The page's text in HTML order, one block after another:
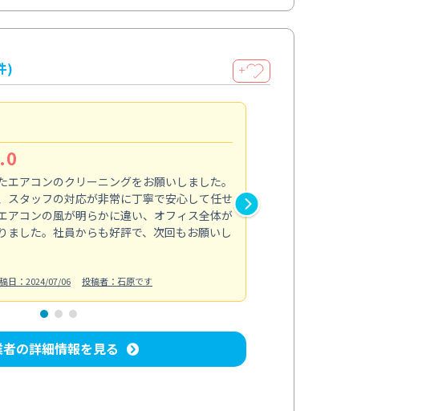
) ＋
エアコンのクリーニングをお願いしました。
スタッフの対応が非常に丁寧で安心して任せ
アコンの風が明らかに違い、オフィス全体が
ました。社員からも好評で、次回もお願いし
日：2024/07/06 投稿者：石原です
の詳細情報を見る